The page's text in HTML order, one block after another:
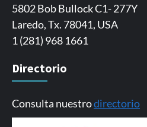
5802 Bob Bullock C1- 277Y
Laredo, Tx. 78041, USA
1 (281) 968 1661
Directorio
Consulta nuestrodirectorio